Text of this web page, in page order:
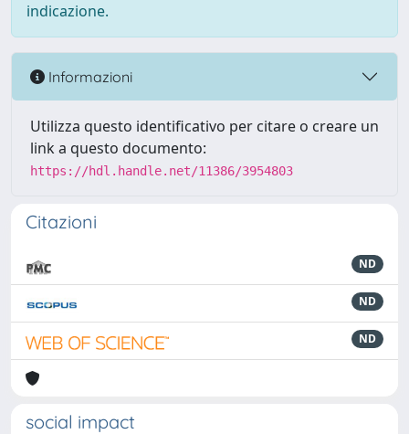
indicazione.
Informazioni
Utilizza questo identificativo per citare o creare un
link a questo documento:
https://hdl.handle.net/11386/3954803
Citazioni
ND
ND
ND
social impact